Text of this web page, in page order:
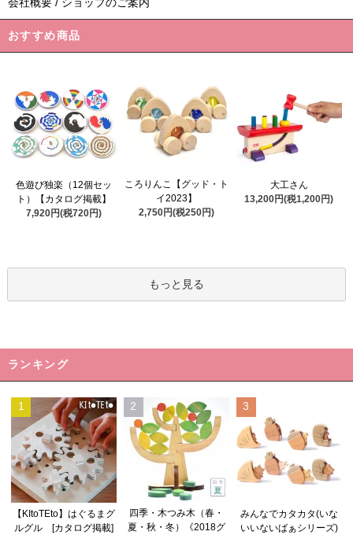
おすすめ商品
色遊び独楽（12個セッ
ト）【カタログ掲載】
7,920円(税720円)
ころりんこ【グッド・ト
イ2023】
2,750円(税250円)
大工さん
13,200円(税1,200円)
もっと見る
ランキング
1
【KItoTEto】はぐるまグ
ルグル [カタログ掲載]
2
四季・木つみ木（春・
夏・秋・冬）《2018グ
3
みんなでカタカタ(いな
いいないばぁシリーズ)